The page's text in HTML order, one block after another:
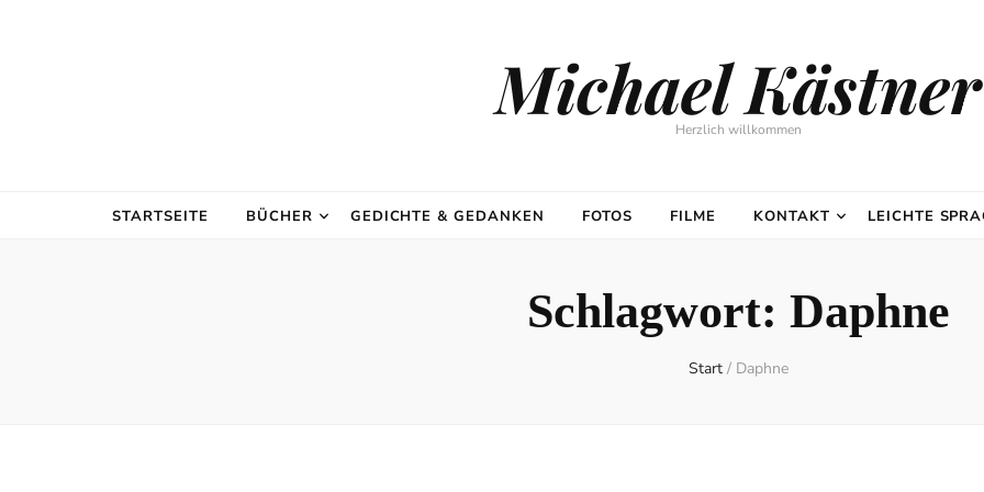
Michael Kästner
Herzlich willkommen
STARTSEITE BÜCHER GEDICHTE & GEDANKEN FOTOS FILME KONTAKT LEICHTE
Schlagwort: Daphne
Start / Daphne